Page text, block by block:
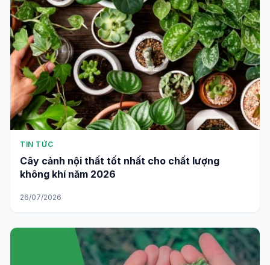
TIN TỨC
Cây cảnh nội thất tốt nhất cho chất lượng
không khí năm 2026
26/07/2026